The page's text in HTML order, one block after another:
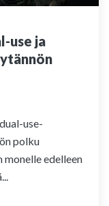
use ja
use-
polku
edelleen